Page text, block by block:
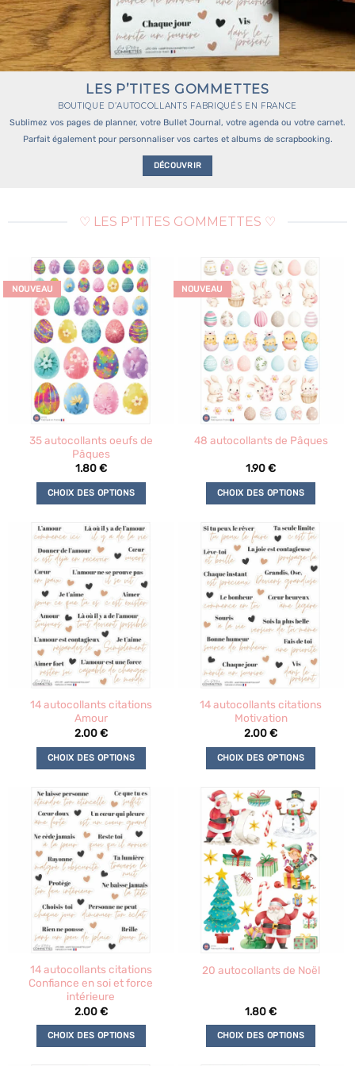
LES P’TITES GOMMETTES
BOUTIQUE D’AUTOCOLLANTS FABRIQUÉS EN FRANCE
Sublimez vos pages de planner, votre Bullet Journal, votre agenda ou votre carnet.
Parfait également pour personnaliser vos cartes et albums de scrapbooking.
DÉCOUVRIR
♡ LES P'TITES GOMMETTES ♡
NOUVEAU
35 autocollants oeufs de
Pâques
1.80€
CHOIX DES OPTIONS
produit
plusieurs
variations.
Les
options
peuvent
être
choisies
sur
page
du
produit
NOUVEAU
48 autocollants de Pâques
1.90€
CHOIX DES OPTIONS
produit
a
plusieurs
variations.
Les
options
peuvent
être
choisies
sur
page
du
produit
14 autocollants citations
Amour
2.00€
CHOIX DES OPTIONS
produit
a
plusieurs
variations.
Les
options
peuvent
être
choisies
sur
page
du
produit
14 autocollants citations
Motivation
2.00€
CHOIX DES OPTIONS
produit
a
plusieurs
variations.
Les
options
peuvent
être
choisies
sur
page
produit
14 autocollants citations
Confiance en soi et force
intérieure
2.00€
CHOIX DES OPTIONS
20 autocollants de Noël
1.80€
CHOIX DES OPTIONS